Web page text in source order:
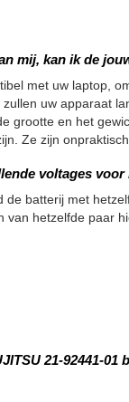
mij, kan ik de
met uw laptop,
uw apparaat
grootte en het
Ze zijn
voltages
batterij met
hetzelfde paar
21-92441-01